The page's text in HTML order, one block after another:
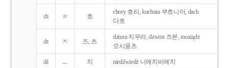
ch ㅎ 흐
chory 호리, kuchnia 쿠흐니아, dach
다흐
dz ㅈ 즈, 츠
dziura 지우라, dzwon 즈본, mosiądz
모시옹츠
dź ㅡ 치 niedźwiedź 니에치비에치